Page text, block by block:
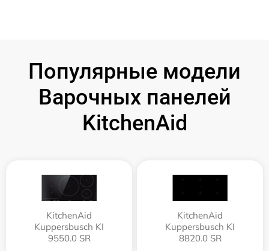
Популярные модели
Варочных панелей
KitchenAid
KitchenAid
Kuppersbusch KI
9550.0 SR
KitchenAid
Kuppersbusch KI
8820.0 SR